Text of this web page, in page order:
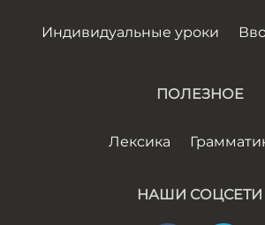
Индивидуальные уроки
ПОЛЕЗНОЕ
Лексика
НАШИ СОЦСЕТИ